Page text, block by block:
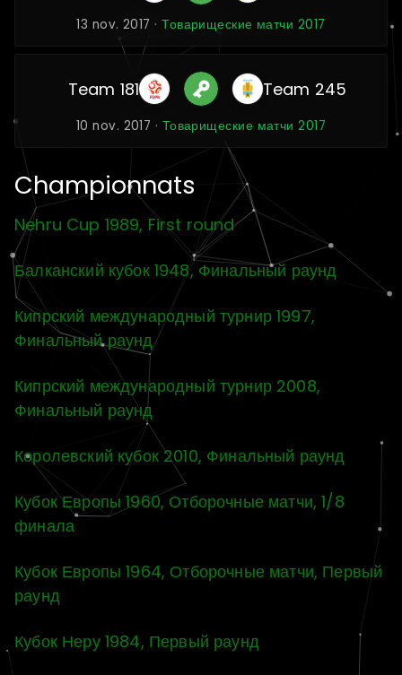
13 nov. 2017 ·Товарищеские матчи 2017
Team 181 Team 245
10 nov. 2017 · Товарищеские матчи 2017
Championnats
Nehru Cup 1989, First round
Балканский кубок 1948, Финальный раунд
Кипрский международный турнир 1997,
Финальный раунд
Кипрский международный турнир 2008,
Финальный раунд
Королевский кубок 2010, Финальный раунд
Кубок Европы 1960, Отборочные матчи, 1/8
финала
Кубок Европы 1964, Отборочные матчи, Первый
раунд
Кубок Неру 1984, Первый раунд